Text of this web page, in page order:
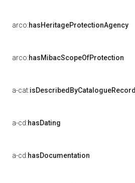
arco:hasHeritageProtectionAgency
arco:hasMibacScopeOfProtection
a-cat:isDescribedByCatalogueRecord
a-cd:hasDating
a-cd:hasDocumentation